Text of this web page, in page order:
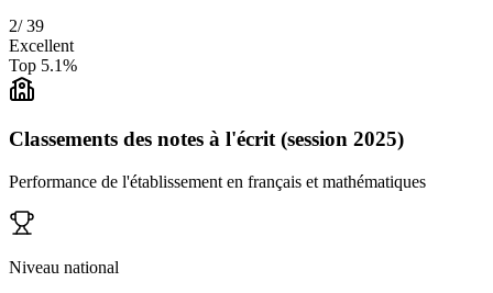
2/39
Excellent
Top 5.1%
Classements des notes à l'écrit (session 2025)
Performance de l'établissement en français et mathématiques
Niveau national